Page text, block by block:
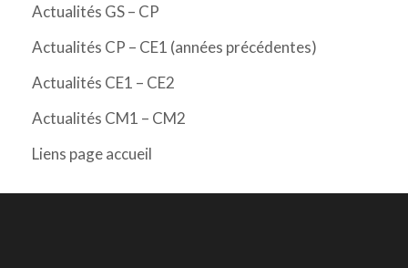
Actualités GS – CP
Actualités CP – CE1 (années précédentes)
Actualités CE1 – CE2
Actualités CM1 – CM2
Liens page accueil